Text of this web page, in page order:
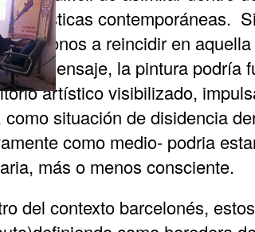
artísticas contemporáneas.
a reincidir en
al mensaje, la pintura podría
artístico visibilizado,
situación de disidencia
como medio- podria
más o menos consciente.
del contexto barcelonés,